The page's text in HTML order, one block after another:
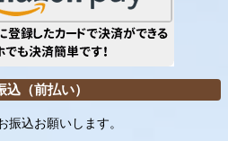
込（前払い）
込お願いします。